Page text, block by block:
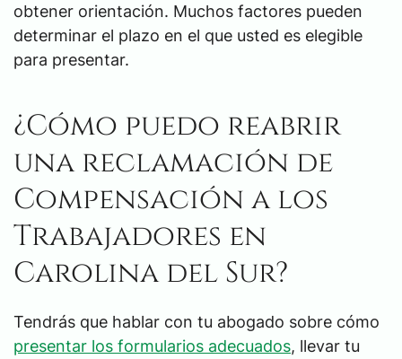
obtener orientación. Muchos factores pueden
determinar el plazo en el que usted es elegible
para presentar.
¿Cómo puedo reabrir
una reclamación de
Compensación a los
Trabajadores en
Carolina del Sur?
Tendrás que hablar con tu abogado sobre cómo
presentar los formularios adecuados, llevar tu